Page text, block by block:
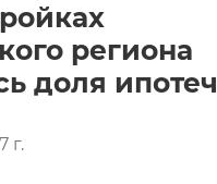
региона
доля
г.